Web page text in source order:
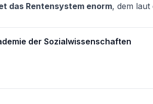
das Rentensystem enorm, dem laut
der Sozialwissenschaften